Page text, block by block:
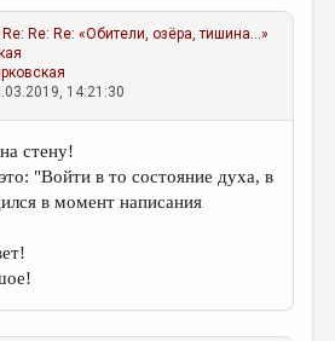
Re: Re: Re: «Обители, озёра, тишина...»
14:21:30
стену!
"Войти в то состояние духа, в
в момент написания